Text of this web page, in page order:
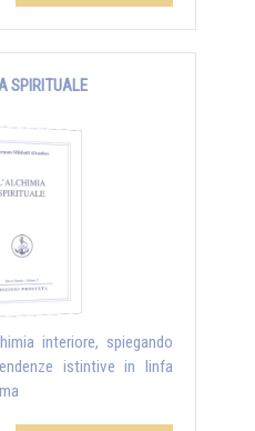
SPIRITUALE
interiore, spiegando
istintive in linfa